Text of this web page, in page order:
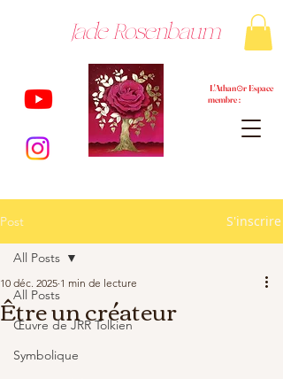
Jade Rosenbaum
L'Athan⊙r Espace
membre :
Post S'inscrire
All Posts
Œuvre de JRR Tolkien
Symbolique
All Posts
Être un créateur
10 déc. 2025 1 min de lecture